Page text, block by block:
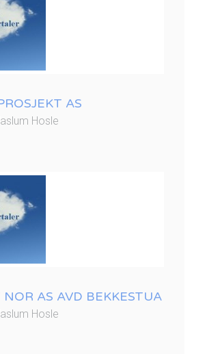
AS
Hosle
NOR AS AVD BEKKESTUA
Hosle